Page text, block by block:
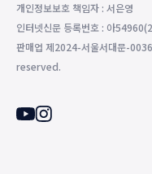
개인정보보호 책임자 : 서은영
인터넷신문 등록번호 : 아
판매업 제2024-서울서대문-
reserved.